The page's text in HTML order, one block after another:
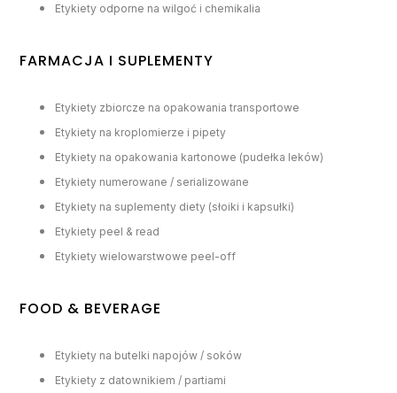
Etykiety odporne na wilgoć i chemikalia
FARMACJA I SUPLEMENTY
Etykiety zbiorcze na opakowania transportowe
Etykiety na kroplomierze i pipety
Etykiety na opakowania kartonowe (pudełka leków)
Etykiety numerowane / serializowane
Etykiety na suplementy diety (słoiki i kapsułki)
Etykiety peel & read
Etykiety wielowarstwowe peel-off
FOOD & BEVERAGE
Etykiety na butelki napojów / soków
Etykiety z datownikiem / partiami